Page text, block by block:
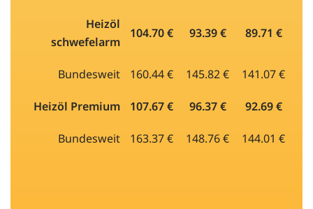
Heizöl
schwefelarm
104.70 € 93.39 € 89.71 €
Bundesweit 160.44 € 145.82 € 141.07 €
Heizöl Premium 107.67 € 96.37 € 92.69 €
Bundesweit 163.37 € 148.76 € 144.01 €